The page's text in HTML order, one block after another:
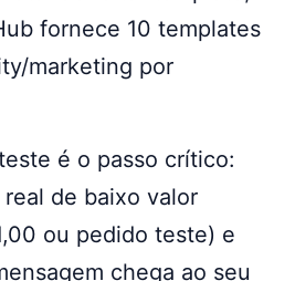
fornece 10 templates
marketing por
é o passo crítico:
de baixo valor
ou pedido teste) e
chega ao seu